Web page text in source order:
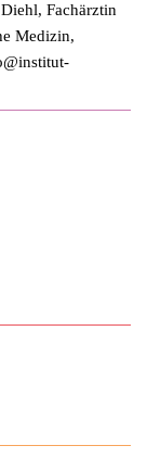
Fachärztin
Medizin,